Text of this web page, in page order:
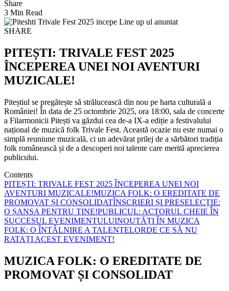
Share
3 Min Read
SHARE
PITEȘTI: TRIVALE FEST 2025
ÎNCEPEREA UNEI NOI AVENTURI
MUZICALE!
Piteștiul se pregătește să strălucească din nou pe harta culturală a
României! În data de 25 octombrie 2025, ora 18:00, sala de concerte
a Filarmonicii Pitești va găzdui cea de-a IX-a ediție a festivalului
național de muzică folk Trivale Fest. Această ocazie nu este numai o
simplă reuniune muzicală, ci un adevărat prilej de a sărbători tradiția
folk românească și de a descoperi noi talente care merită aprecierea
publicului.
Contents
PITEȘTI: TRIVALE FEST 2025 ÎNCEPEREA UNEI NOI
AVENTURI MUZICALE!MUZICA FOLK: O EREDITATE DE
PROMOVAT ȘI CONSOLIDATÎNSCRIERI ȘI PRESELECȚIE:
O ȘANSA PENTRU TINE!PUBLICUL: ACTORUL CHEIE ÎN
SUCCESUL EVENIMENTULUINOUTĂȚI ÎN MUZICA
FOLK: O ÎNTÂLNIRE A TALENTELORDE CE SĂ NU
RATAȚI ACEST EVENIMENT!
MUZICA FOLK: O EREDITATE DE
PROMOVAT ȘI CONSOLIDAT